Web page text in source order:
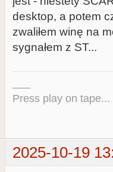
desktop, a potem
zwaliłem winę na
sygnałem z ST...
Press play on tape...
2025-10-19